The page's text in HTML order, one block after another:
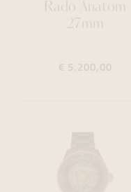
Rado Anatom
27mm
€ 5.200,00